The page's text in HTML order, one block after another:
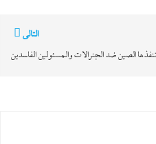
التالي
الصين ضد الجنرالات والمسئولين الفاسدين